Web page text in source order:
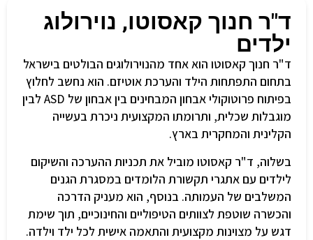
ד"ר חנוך קאסוטו, נוירולוג
ילדים
ד"ר חנוך קאסוטו הוא אחד מהנוירולוגים הבולטים בישראל
בתחום התפתחות הילד והערכת אוטיזם. הוא נחשב לחלוץ
בפיתוח פרוטוקולי אבחון המבחינים בין אבחון של ASD לבין
מוגבלות שכלית, ותרומתו המקצועית ניכרת בעשייה
הקלינית והמחקרית בארץ.
בשלוה, ד"ר קאסוטו מוביל את תכניות ההערכה והשיקום
לילדים עם אתגרי תקשורת הלומדים במסגרת הגנים
המשלבים של העמותה. בנוסף, הוא מעניק הדרכה
והכשרה שוטפת לצוותים הטיפוליים והחינוכיים, תוך שימת
דגש על מצוינות מקצועית והתאמה אישית לכל ילד וילדה.